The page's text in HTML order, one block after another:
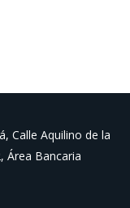
Calle Aquilino de la
Área Bancaria